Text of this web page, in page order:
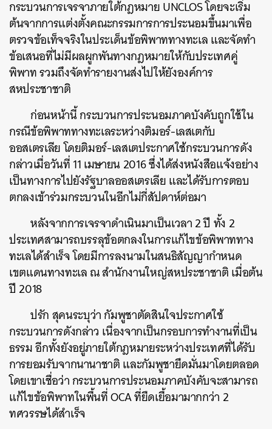
กระบวนการเจรจาภายใต้กฎหมาย UNCLOS โดยจะเริ่ม
ต้นจากการแต่งตั้งคณะกรรมการการประนอมขึ้นมาเพื่อ
ตรวจข้อเท็จจริงในประเด็นข้อพิพาททางทะเล และจัดทำ
ข้อเสนอที่ไม่มีผลผูกพันทางกฎหมายให้กับประเทศคู่
พิพาท รวมถึงจัดทำรายงานส่งไปให้ยังองค์การ
สหประชาชาติ
ก่อนหน้านี้ กระบวนการประนอมภาคบังคับถูกใช้ใน
กรณีข้อพิพาททางทะเลระหว่างติมอร์-เลสเตกับ
ออสเตรเลีย โดยติมอร์-เลสเตประกาศใช้กระบวนการดัง
กล่าวเมื่อวันที่ 11 เมษายน 2016 ซึ่งได้ส่งหนังสือแจ้งอย่าง
เป็นทางการไปยังรัฐบาลออสเตรเลีย และได้รับการตอบ
ตกลงเข้าร่วมกระบวนในอีกไม่กี่สัปดาห์ต่อมา
หลังจากการเจรจาดำเนินมาเป็นเวลา 2 ปี ทั้ง 2
ประเทศสามารถบรรลุข้อตกลงในการแก้ไขข้อพิพาททาง
ทะเลได้สำเร็จ โดยมีการลงนามในสนธิสัญญากำหนด
เขตแดนทางทะเล ณ สำนักงานใหญ่สหประชาชาติ เมื่อต้น
ปี 2018
ปรัก สุคนระบุว่า กัมพูชาตัดสินใจประกาศใช้
กระบวนการดังกล่าว เนื่องจากเป็นกรอบการทำงานที่เป็น
ธรรม อีกทั้งยังอยู่ภายใต้กฎหมายระหว่างประเทศที่ได้รับ
การยอมรับจากนานาชาติ และกัมพูชายึดมั่นมาโดยตลอด
โดยเขาเชื่อว่า กระบวนการประนอมภาคบังคับจะสามารถ
แก้ไขข้อพิพาทในพื้นที่ OCA ที่ยืดเยื้อมามากกว่า 2
ทศวรรษได้สำเร็จ
ค้นหา
SHARE TWEET LINE EMAIL